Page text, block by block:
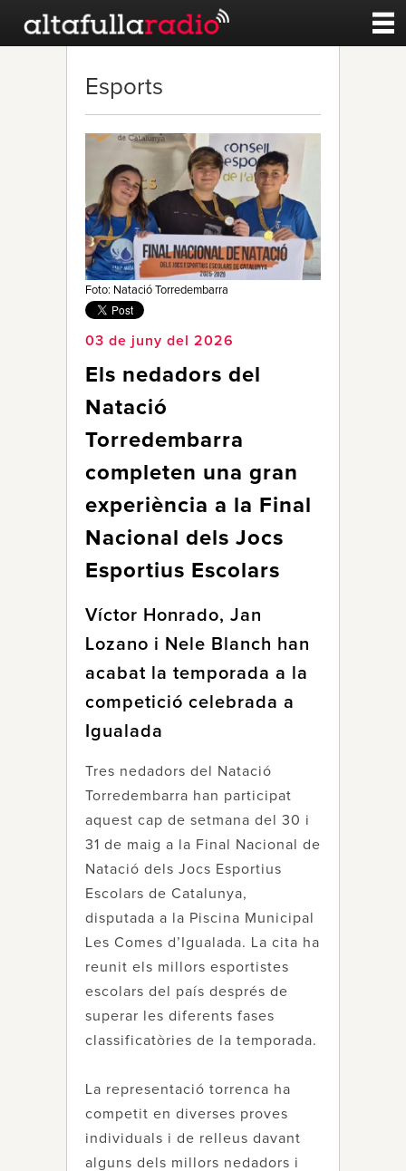
Esports
Noticies
Qui Som
Esports
Foto: Natació Torredembarra
03 de juny del 2026
Els nedadors del
Natació
Torredembarra
completen una gran
experiència a la Final
Nacional dels Jocs
Esportius Escolars
Víctor Honrado, Jan
Lozano i Nele Blanch han
acabat la temporada a la
competició celebrada a
Igualada
Tres nedadors del Natació
Torredembarra han participat
aquest cap de setmana del 30 i
31 de maig a la Final Nacional de
Natació dels Jocs Esportius
Escolars de Catalunya,
disputada a la Piscina Municipal
Les Comes d’Igualada. La cita ha
reunit els millors esportistes
escolars del país després de
superar les diferents fases
classificatòries de la temporada.
La representació torrenca ha
competit en diverses proves
individuals i de relleus davant
alguns dels millors nedadors i